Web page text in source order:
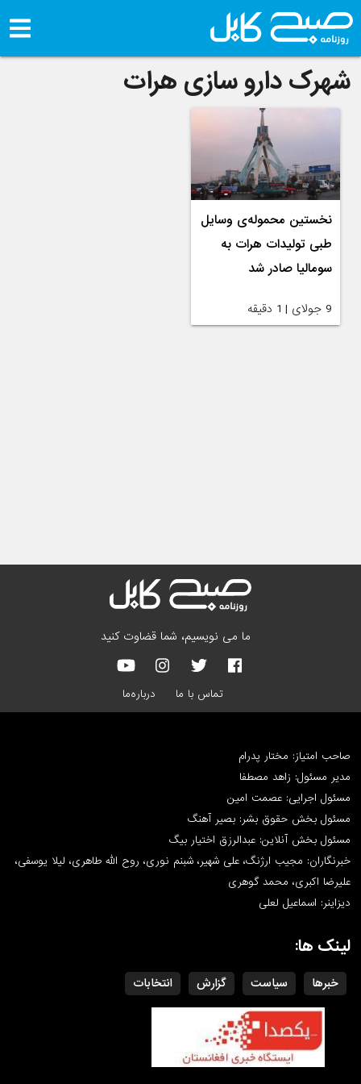
شهرک دارو سازی هرات
نخستین محموله‌ی وسایل
طبی تولیدات هرات به
سومالیا صادر شد
9 جولای | 1 دقیقه
ما می نویسیم، شما قضاوت کنید
تماس با ما درباره‌ما
صاحب امتیاز: مختار پدرام
مدیر مسئول: زاهد مصطفا
مسئول اجرایی: عصمت امین
مسئول بخش حقوق بشر: بصیر آهنگ
مسئول بخش آنلاین: عبدالرزق اختیار بیگ
خبرنگاران: مجیب ارژنگ، علی شهیر، شبنم نوری، روح الله طاهری، لیلا یوسفی،
علیرضا اکبری، محمد گوهری
دیزاینر: اسماعیل لعلی
لینک ها:
خبرها سیاست گزارش انتخابات